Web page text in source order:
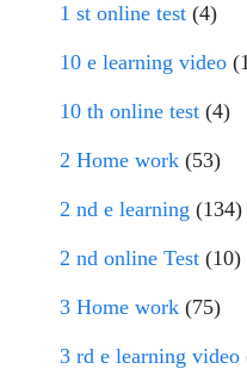
1 st online test (4)
10 e learning video
10 th online test (4)
2 Home work (53)
2 nd e learning (134)
2 nd online Test (10)
3 Home work (75)
3 rd e learning video